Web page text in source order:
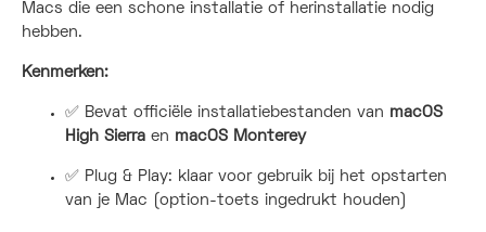
Macs die een schone installatie of herinstallatie nodig
hebben.
Kenmerken:
✅ Bevat officiële installatiebestanden van macOS
High Sierra en macOS Monterey
✅ Plug & Play: klaar voor gebruik bij het opstarten
van je Mac (option-toets ingedrukt houden)